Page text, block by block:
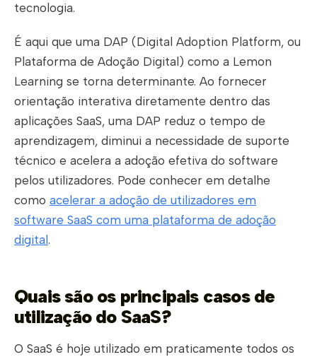
tecnologia.
É aqui que uma DAP (Digital Adoption Platform, ou
Plataforma de Adoção Digital) como a Lemon
Learning se torna determinante. Ao fornecer
orientação interativa diretamente dentro das
aplicações SaaS, uma DAP reduz o tempo de
aprendizagem, diminui a necessidade de suporte
técnico e acelera a adoção efetiva do software
pelos utilizadores. Pode conhecer em detalhe
como acelerar a adoção de utilizadores em
software SaaS com uma plataforma de adoção
digital .
Quais são os principais casos de
utilização do SaaS?
O SaaS é hoje utilizado em praticamente todos os